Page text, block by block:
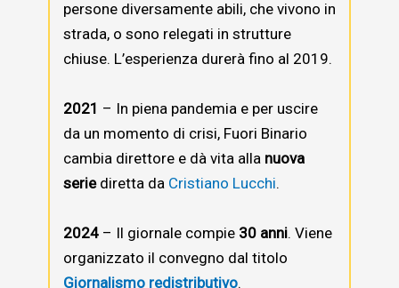
persone diversamente abili, che vivono in
strada, o sono relegati in strutture
chiuse. L’esperienza durerà fino al 2019.
2021 – In piena pandemia e per uscire
da un momento di crisi, Fuori Binario
cambia direttore e dà vita alla nuova
seriediretta da Cristiano Lucchi.
2024 – Il giornale compie 30 anni. Viene
organizzato il convegno dal titolo
Giornalismo redistributivo.